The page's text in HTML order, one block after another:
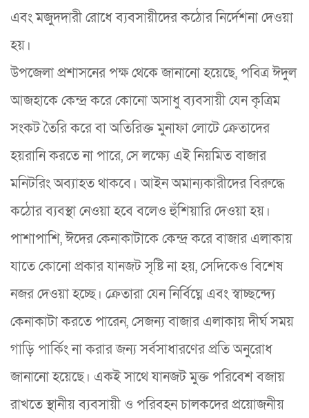
এবং মজুদদারী রোধে ব্যবসায়ীদের কঠোর নির্দেশনা দেওয়া
হয়।
​উপজেলা প্রশাসনের পক্ষ থেকে জানানো হয়েছে, পবিত্র ঈদুল
আজহাকে কেন্দ্র করে কোনো অসাধু ব্যবসায়ী যেন কৃত্রিম
সংকট তৈরি করে বা অতিরিক্ত মুনাফা লোটে ক্রেতাদের
হয়রানি করতে না পারে, সে লক্ষ্যে এই নিয়মিত বাজার
মনিটরিং অব্যাহত থাকবে। আইন অমান্যকারীদের বিরুদ্ধে
কঠোর ব্যবস্থা নেওয়া হবে বলেও হুঁশিয়ারি দেওয়া হয়।
​পাশাপাশি, ঈদের কেনাকাটাকে কেন্দ্র করে বাজার এলাকায়
যাতে কোনো প্রকার যানজট সৃষ্টি না হয়, সেদিকেও বিশেষ
নজর দেওয়া হচ্ছে। ক্রেতারা যেন নির্বিঘ্নে এবং স্বাচ্ছন্দ্যে
কেনাকাটা করতে পারেন, সেজন্য বাজার এলাকায় দীর্ঘ সময়
গাড়ি পার্কিং না করার জন্য সর্বসাধারণের প্রতি অনুরোধ
জানানো হয়েছে। একই সাথে যানজট মুক্ত পরিবেশ বজায়
রাখতে স্থানীয় ব্যবসায়ী ও পরিবহন চালকদের প্রয়োজনীয়